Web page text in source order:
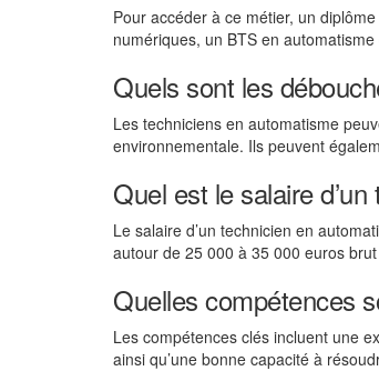
Pour accéder à ce métier, un
numériques, un BTS en
Quels sont les
Les techniciens en automatisme
environnementale. Ils peuvent
Quel est le salaire
Le salaire d’un technicien en
autour de 25 000 à 35 000 euros
Quelles compétences
Les compétences clés incluent une
ainsi qu’une bonne capacité à